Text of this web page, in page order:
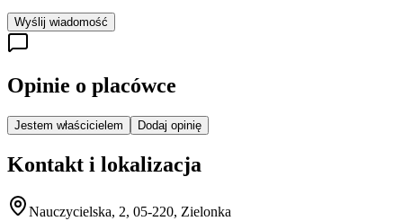
Wyślij wiadomość
Opinie o placówce
Jestem właścicielem Dodaj opinię
Kontakt i lokalizacja
Nauczycielska, 2, 05-220, Zielonka